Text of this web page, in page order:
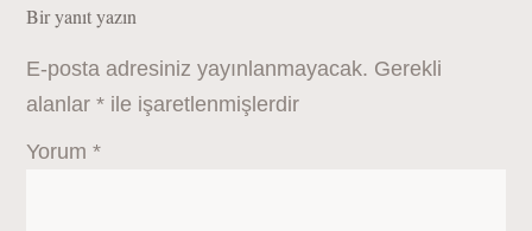
Bir yanıt yazın
E-posta adresiniz yayınlanmayacak. Gerekli
alanlar* ile işaretlenmişlerdir
Yorum*